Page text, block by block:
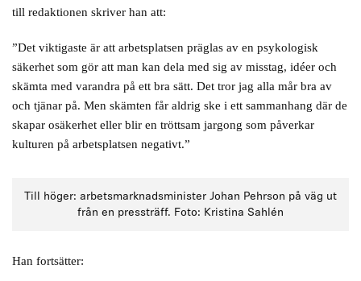
till redaktionen skriver han att:
”Det viktigaste är att arbetsplatsen präglas av en psykologisk
säkerhet som gör att man kan dela med sig av misstag, idéer och
skämta med varandra på ett bra sätt. Det tror jag alla mår bra av
och tjänar på. Men skämten får aldrig ske i ett sammanhang där de
skapar osäkerhet eller blir en tröttsam jargong som påverkar
kulturen på arbetsplatsen negativt.”
Till höger: arbetsmarknadsminister Johan Pehrson på väg ut
från en pressträff. Foto: Kristina Sahlén
Han fortsätter: